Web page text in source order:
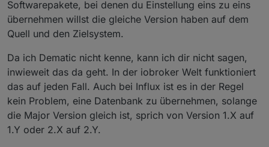
Softwarepakete, bei denen du Einstellung eins zu eins
übernehmen willst die gleiche Version haben auf dem
Quell und den Zielsystem.
Da ich Dematic nicht kenne, kann ich dir nicht sagen,
inwieweit das da geht. In der iobroker Welt funktioniert
das auf jeden Fall. Auch bei Influx ist es in der Regel
kein Problem, eine Datenbank zu übernehmen, solange
die Major Version gleich ist, sprich von Version 1.X auf
1.Y oder 2.X auf 2.Y.